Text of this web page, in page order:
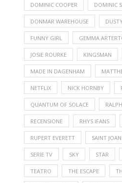
DOMINIC COOPER DOMINIC
DONMAR WAREHOUSE
FUNNY GIRL GEMMA
JOSIE ROURKE KINGSMAN
MADE IN DAGENHAM
NETFLIX NICK HORNBY
QUANTUM OF SOLACE
RECENSIONE RHYS IFANS
RUPERT EVERETT SAINT JOAN
SERIE TV SKY STAR
TEATRO THE ESCAPE